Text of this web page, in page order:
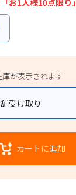
お1人様10点限り
庫が表示されます
受け取り
カートに追加